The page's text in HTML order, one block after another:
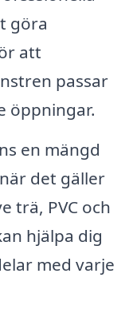
göra
att
passar
öppningar.
en mängd
det gäller
trä, PVC och
hjälpa dig
med varje